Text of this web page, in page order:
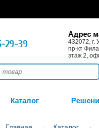
29-39
Адрес
432072, г.
пр-кт
этаж 2,
Каталог